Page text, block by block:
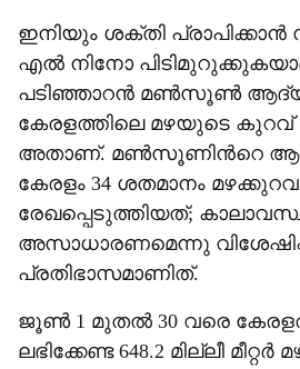
ഇനിയും ശക്തി
എൽ നിനോ
പടിഞ്ഞാറൻ മൺസൂൺ
കേരളത്തിലെ മഴയുടെ
അതാണ്. മൺസൂണിന്‍റെ
കേരളം 34 ശതമാനം
രേഖപ്പെടുത്തിയത്;
അസാധാരണമെന്നു
പ്രതിഭാസമാണിത്.
ജൂൺ 1 മുതൽ 30 വരെ
ലഭിക്കേണ്ട 648.2 മില്ലീ